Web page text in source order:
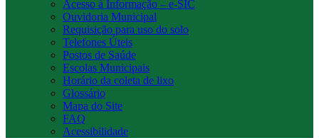
Acesso à Informação – e-SIC
Ouvidoria Municipal
Requisição para uso do solo
Telefones Úteis
Postos de Saúde
Escolas Municipais
Horário da coleta de lixo
Glossário
Mapa do Site
FAQ
Acessibilidade